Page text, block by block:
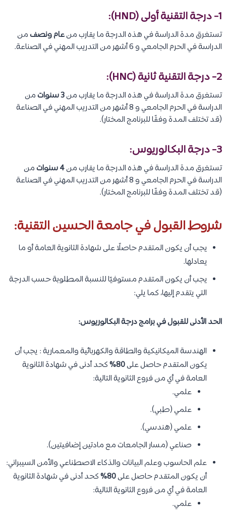
1- درجة التقنية أولى (HND):
تستغرق مدة الدراسة في هذه الدرجة ما يقارب منعام ونصفمن
الدراسة في الحرم الجامعي و 6 أشهر من التدريب المهني في الصناعة.
2- درجة التقنية ثانية (HNC):
تستغرق مدة الدراسة في هذه الدرجة ما يقارب من3 سنوات
من
الدراسة في الحرم الجامعي و 8 أشهر من التدريب المهني في الصناعة
(قد تختلف المدة وفقًا للبرنامج المختار).
3- درجة البكالوريوس:
تستغرق مدة الدراسة في هذه الدرجة ما يقارب من4 سنوات
من
الدراسة في الحرم الجامعي و 8 أشهر من التدريب المهني في الصناعة
(قد تختلف المدة وفقًا للبرنامج المختار).
شروط القبول في جامعة الحسين التقنية:
يجب أن يكون المتقدم حاصلًا على شهادة الثانوية العامة أو ما
يعادلها.
يجب أن يكون المتقدم مستوفيًا للنسبة المطلوبة حسب الدرجة
التي يتقدم إليها، كما يلي:
الحد الأدنى للقبول في برامج درجة البكالوريوس:
الهندسة الميكانيكية والطاقة والكهربائية والمعمارية : يجب أن
يكون المتقدم حاصل على80%
كحد أدنى في شهادة الثانوية
العامة في أي من فروع الثانوية التالية:
علمي.
علمي (طبي).
علمي (هندسي).
صناعي (مسار الجامعات مع مادتين إضافيتين).
علم الحاسوب وعلم البيانات والذكاء الاصطناعي والأمن السيبراني:
أن يكون المتقدم حاصل على80%
كحد أدنى في شهادة الثانوية
العامة في أي من فروع الثانوية التالية:
علمي.